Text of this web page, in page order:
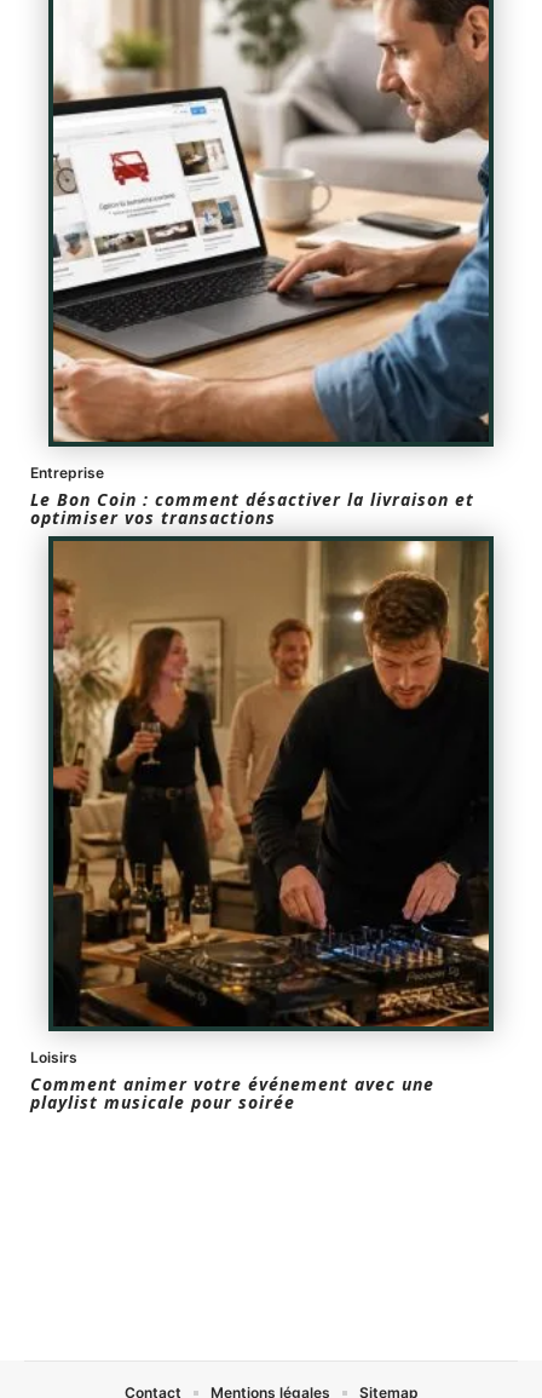
Entreprise
Le Bon Coin : comment désactiver la livraison et
optimiser vos transactions
Loisirs
Comment animer votre événement avec une
playlist musicale pour soirée
Contact Mentions légales Sitemap